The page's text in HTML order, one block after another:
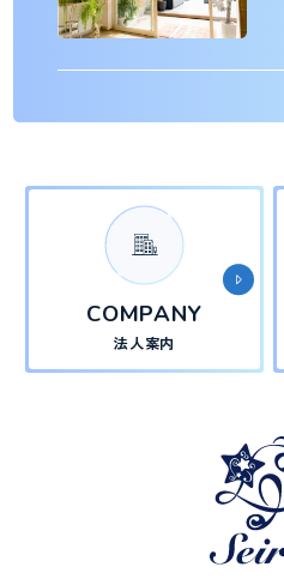
COMPANY
法人案内